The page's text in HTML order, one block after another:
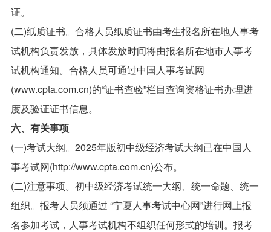
证。
(二)纸质证书。合格人员纸质证书由考生报名所在地人事考
试机构负责发放，具体发放时间将由报名所在地市人事考
试机构通知。合格人员可通过中国人事考试网
(www.cpta.com.cn)的“证书查验”栏目查询资格证书办理进
度及验证证书信息。
六、有关事项
(一)考试大纲。2025年版初中级经济考试大纲已在中国人
事考试网(http://www.cpta.com.cn)公布。
(二)注意事项。初中级经济考试统一大纲、统一命题、统一
组织。报考人员须通过 “宁夏人事考试中心网”进行网上报
名参加考试，人事考试机构不组织任何形式的培训。报考